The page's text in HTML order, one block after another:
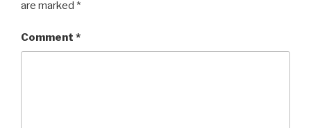
are marked *
Comment *